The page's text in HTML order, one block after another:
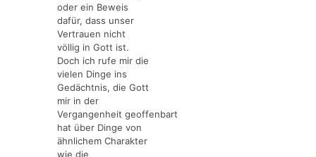
oder ein Beweis
dafür, dass unser
Vertrauen nicht
völlig in Gott ist.
Doch ich rufe mir die
vielen Dinge ins
Gedächtnis, die Gott
mir in der
Vergangenheit geoffenbart
hat über Dinge von
ähnlichem Charakter
wie die